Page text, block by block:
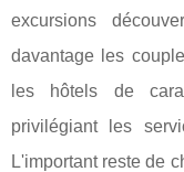
excursions
davantage les
les hôtels de
privilégiant les
L'important reste de